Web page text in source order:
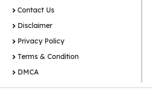
Contact Us
Disclaimer
Privacy Policy
Terms & Condition
DMCA